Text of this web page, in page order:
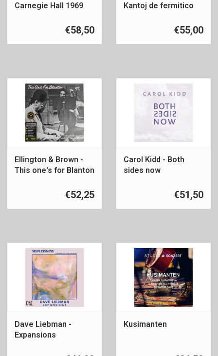
Carnegie Hall 1969
€58,50
Kantoj de fermitico
€55,00
Ellington & Brown -
This one's for Blanton
€52,25
Carol Kidd - Both
sides now
€51,50
Dave Liebman -
Expansions
Kusimanten